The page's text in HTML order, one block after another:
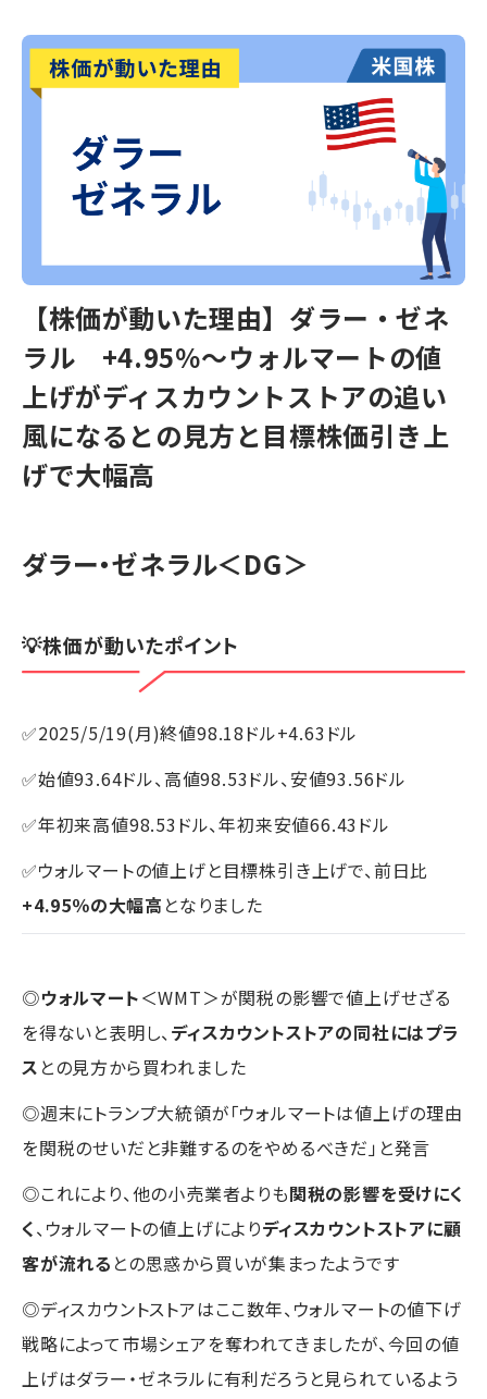
【株価が動いた理由】ダラー・ゼネ
ラル +4.95％～ウォルマートの値
上げがディスカウントストアの追い
風になるとの見方と目標株価引き上
げで大幅高
ダラー・ゼネラル＜DG＞
💡株価が動いたポイント
✅2025/5/19(月)終値98.18ドル+4.63ドル
✅始値93.64ドル、高値98.53ドル、安値93.56ドル
✅年初来高値98.53ドル、年初来安値66.43ドル
✅ウォルマートの値上げと目標株引き上げで、前日比
+4.95％の大幅高 となりました
◎ウォルマート＜WMT＞が関税の影響で値上げせざる
を得ないと表明し、ディスカウントストアの同社にはプラ
ス との見方から買われました
◎週末にトランプ大統領が「ウォルマートは値上げの理由
を関税のせいだと非難するのをやめるべきだ」と発言
◎これにより、他の小売業者よりも関税の影響を受けにく
く、ウォルマートの値上げによりディスカウントストアに顧
客が流れる との思惑から買いが集まったようです
◎ディスカウントストアはここ数年、ウォルマートの値下げ
戦略によって市場シェアを奪われてきましたが、今回の値
上げはダラー・ゼネラルに有利だろうと見られているよう